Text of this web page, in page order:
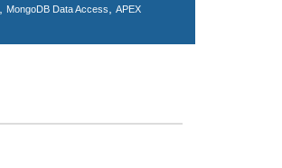
MongoDB Data Access ,APEX